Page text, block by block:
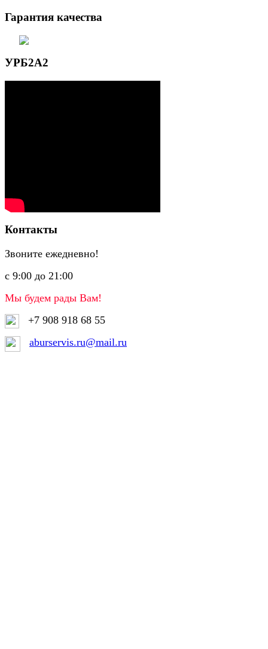
Гарантия качества
УРБ2А2
Контакты
Звоните ежедневно!
с 9:00 до 21:00
Мы будем рады Вам!
+7 908 918 68 55
aburservis.ru@mail.ru